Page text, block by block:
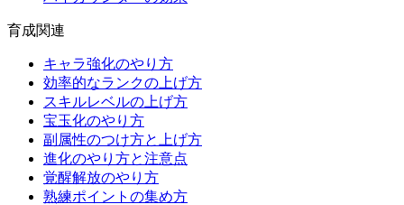
育成関連
キャラ強化のやり方
効率的なランクの上げ方
スキルレベルの上げ方
宝玉化のやり方
副属性のつけ方と上げ方
進化のやり方と注意点
覚醒解放のやり方
熟練ポイントの集め方